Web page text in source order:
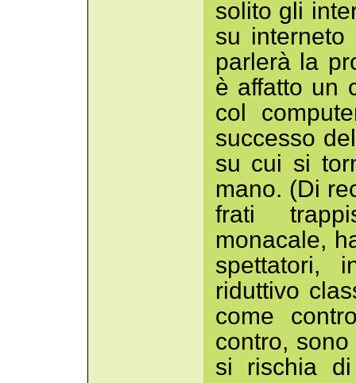
solito gli
su interneto
parlerà la
è affatto un
col
successo
su cui si
mano. (Di
frati
monacale,
spettatori,
riduttivo
come
contro,
si rischia